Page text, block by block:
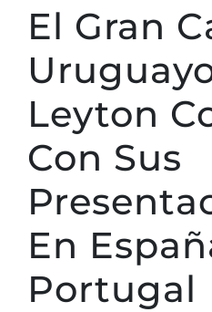
El Gran
Leyton
Con Sus
En
Portugal